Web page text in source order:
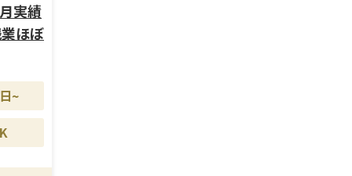
の
活
が
。
健康
職
実績
ほぼ
~